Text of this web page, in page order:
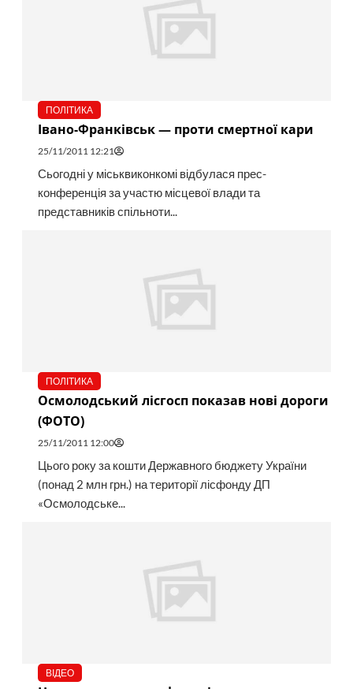
ПОЛІТИКА
Івано-Франківськ — проти смертної кари
25/11/2011 12:21
Сьогодні у міськвиконкомі відбулася прес-
конференція за участю місцевої влади та
представників спільноти...
ПОЛІТИКА
Осмолодський лісгосп показав нові дороги
(ФОТО)
25/11/2011 12:00
Цього року за кошти Державного бюджету України
(понад 2 млн грн.) на території лісфонду ДП
«Осмолодське...
ВІДЕО